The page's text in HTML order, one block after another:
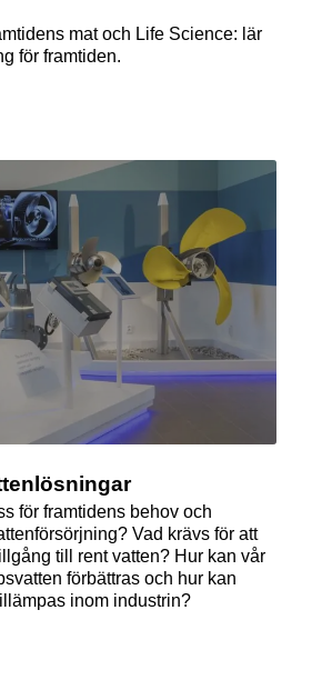
mat och Life Science: lär
för framtiden.
för framtidens behov och
Vad krävs för att
till rent vatten? Hur kan vår
förbättras och hur kan
inom industrin?